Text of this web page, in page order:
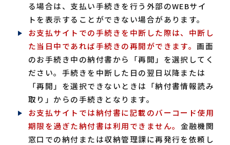
る場合は、支払い手続きを行う外部のWEBサイ
トを表示することができない場合があります。
お支払サイトでの手続きを中断した際は、中断し
た当日中であれば手続きの再開ができます。画面
のお手続き中の納付書から「再開」を選択してく
ださい。手続きを中断した日の翌日以降または
「再開」を選択できないときは「納付書情報読み
取り」からの手続きとなります。
お支払サイトでは納付書に記載のバーコード使用
期限を過ぎた納付書は利用できません。 金融機関
窓口での納付または収納管理課に再発行を依頼し